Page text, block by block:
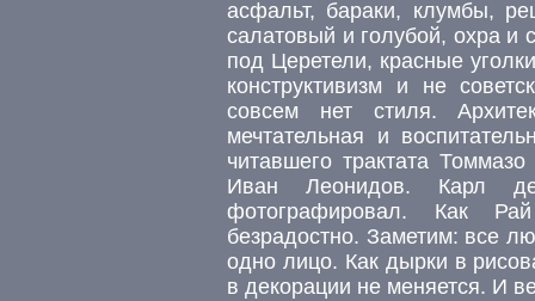
асфальт, бараки, клумбы,
салатовый и голубой, охра и
под Церетели, красные
конструктивизм и не
совсем нет стиля.
мечтательная и
читавшего трактата
Иван Леонидов. Карл
фотографировал. Как
безрадостно. Заметим: все
одно лицо. Как дырки в
в декорации не меняется. И